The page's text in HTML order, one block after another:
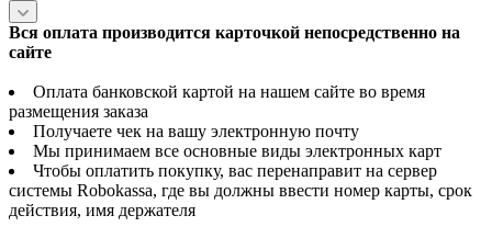
Вся оплата производится карточкой непосредственно на
сайте
Оплата банковской картой на нашем сайте во время
размещения заказа
Получаете чек на вашу электронную почту
Мы принимаем все основные виды электронных карт
Чтобы оплатить покупку, вас перенаправит на сервер
системы Robokassa, где вы должны ввести номер карты, срок
действия, имя держателя